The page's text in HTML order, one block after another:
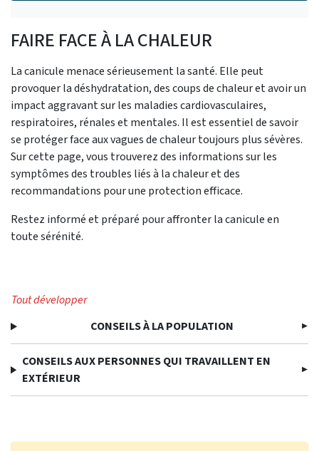
FAIRE FACE À LA CHALEUR
La canicule menace sérieusement la santé. Elle peut
provoquer la déshydratation, des coups de chaleur et avoir un
impact aggravant sur les maladies cardiovasculaires,
respiratoires, rénales et mentales. Il est essentiel de savoir
se protéger face aux vagues de chaleur toujours plus sévères.
Sur cette page, vous trouverez des informations sur les
symptômes des troubles liés à la chaleur et des
recommandations pour une protection efficace.
Restez informé et préparé pour affronter la canicule en
toute sérénité.
Tout développer
CONSEILS À LA POPULATION
CONSEILS AUX PERSONNES QUI TRAVAILLENT EN
EXTÉRIEUR